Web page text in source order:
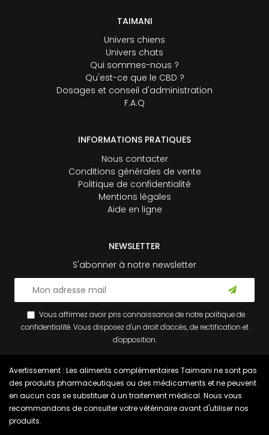
TAIMANI
Univers chiens
Univers chats
Qui sommes-nous ?
Qu'est-ce que le CBD ?
Dosages et conseil d'administration
F.A.Q
INFORMATIONS PRATIQUES
Nous contacter
Conditions générales de vente
Politique de confidentialité
Mentions légales
Aide en ligne
NEWSLETTER
S'abonner à notre newsletter
Vous affirmez avoir pris connaissance de notre politique de
confidentialité. Vous disposez d'un droit d'accès, de rectification et
d'opposition.
Avertissement : Les aliments complémentaires Taimani ne sont pas
des produits pharmaceutiques ou des médicaments et ne peuvent
en aucun cas se substituer à un traitement médical. Nous vous
recommandons de consulter votre vétérinaire avant d'utiliser nos
produits.